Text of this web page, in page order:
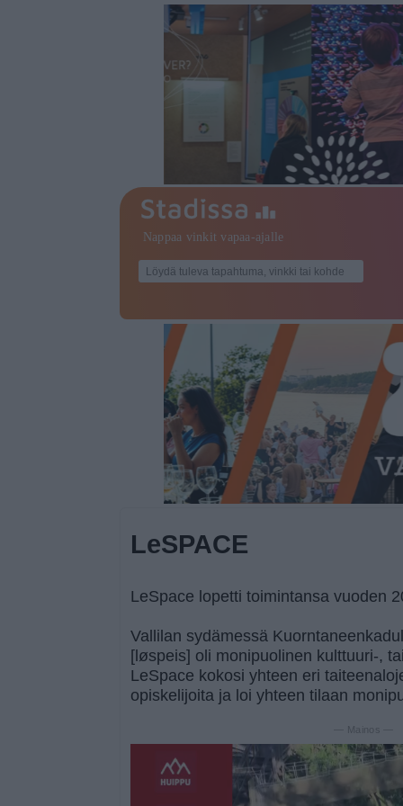
LeSPACE
LeSpace lopetti toimintansa vuoden
Vallilan sydämessä
[løspeis] oli monipuolinen kulttuuri-,
LeSpace kokosi yhteen eri
opiskelijoita ja loi yhteen tilaan
— Mainos —